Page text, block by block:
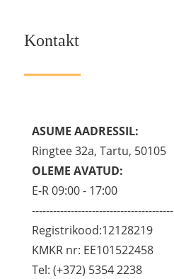
Kontakt
ASUME AADRESSIL:
Ringtee 32a, Tartu, 50105
OLEME AVATUD:
E-R 09:00 - 17:00
----------------------------------------
Registrikood:12128219
KMKR nr: EE101522458
Tel: (+372) 5354 2238